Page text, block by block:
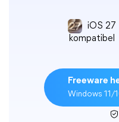
iOS 27
kompatibel
Freeware
Windows 11/